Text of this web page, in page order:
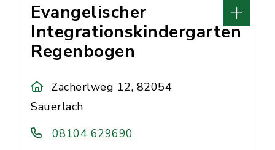
Evangelischer
Integrationskindergarten
Regenbogen
Zacherlweg 12, 82054
Sauerlach
08104 629690